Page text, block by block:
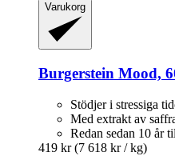
Varukorg
Burgerstein Mood,
Stödjer i stressiga
Med extrakt av
Redan sedan 10 år
419 kr (7 618 kr / kg)